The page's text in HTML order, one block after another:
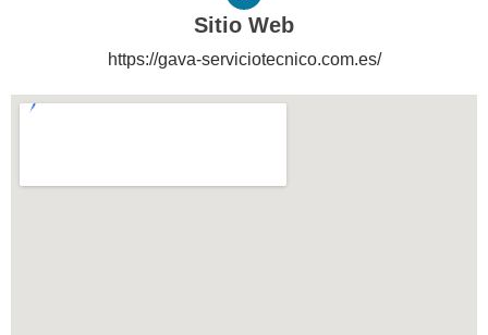
Sitio Web
https://gava-serviciotecnico.com.es/